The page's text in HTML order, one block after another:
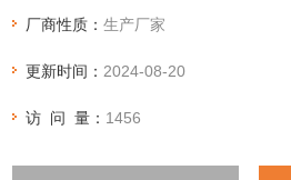
厂商性质：生产厂家
更新时间： 2024-08-20
访 问 量： 1456